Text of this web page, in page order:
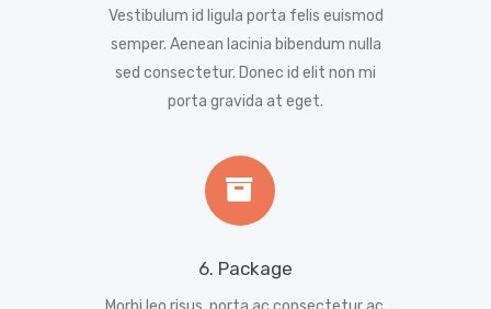
Vestibulum id ligula porta felis euismod
semper. Aenean lacinia bibendum nulla
sed consectetur. Donec id elit non mi
porta gravida at eget.
6. Package